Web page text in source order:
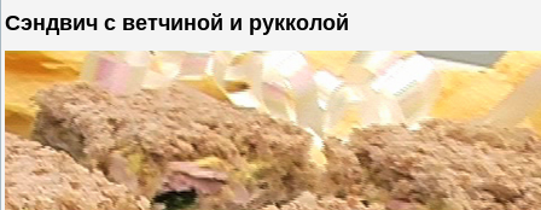
Сэндвич с ветчиной и рукколой